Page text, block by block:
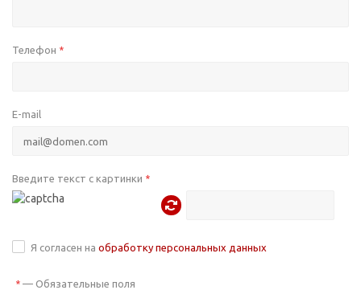
Телефон *
E-mail
Введите текст с картинки *
Я согласен на обработку персональных данных
* — Обязательные поля